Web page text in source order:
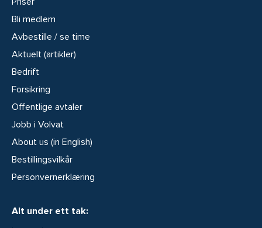
Bli medlem
Avbestille / se time
Aktuelt (artikler)
Bedrift
Forsikring
Offentlige avtaler
Jobb i Volvat
About us (in English)
Bestillingsvilkår
Personvernerklæring
Alt under ett tak: